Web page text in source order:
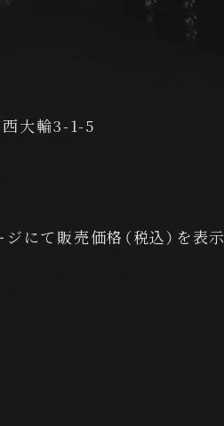
大輪3-1-5
て販売価格（税込）を表示